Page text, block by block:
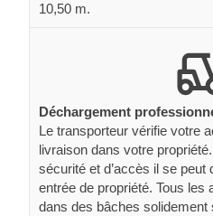
10,50 m.
Déchargement
Le transporteur vérifie votre
livraison dans votre
sécurité et d’accès il se
entrée de propriété. Tous les
dans des bâches solidement